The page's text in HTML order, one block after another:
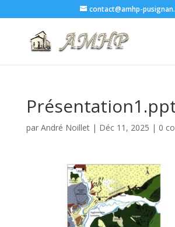
contact@amhp-
par André Noillet| Déc 11, 2025 | 0